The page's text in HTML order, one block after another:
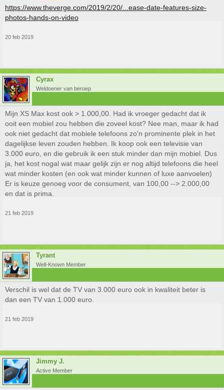
https://www.theverge.com/2019/2/20/...ease-date-features-size-
photos-hands-on-video
20 feb 2019
Cyrax
Weldoener van beroep
Mijn XS Max kost ook > 1.000,00. Had ik vroeger gedacht dat ik
ooit een mobiel zou hebben die zoveel kost? Nee man, maar ik had
ook niet gedacht dat mobiele telefoons zo'n prominente plek in het
dagelijkse leven zouden hebben. Ik koop ook een televisie van
3.000 euro, en die gebruik ik een stuk minder dan mijn mobiel. Dus
ja, het kost nogal wat maar gelijk zijn er nog altijd telefoons die heel
wat minder kosten (en ook wat minder kunnen of luxe aanvoelen)
Er is keuze genoeg voor de consument, van 100,00 --> 2.000,00
en dat is prima.
21 feb 2019
Tyrant
Well-Known Member
Verschil is wel dat de TV van 3.000 euro ook in kwaliteit beter is
dan een TV van 1.000 euro.
21 feb 2019
Jimmy J.
Active Member